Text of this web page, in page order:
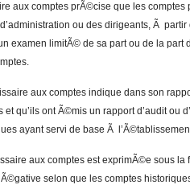
aux comptes prÃ©cise que les
ou des dirigeants, Ã
examen limitÃ© de sa part ou de la part
aux comptes indique dans son
qu’ils ont Ã©mis un rapport d’audit ou
ayant servi de base Ã
aux comptes est exprimÃ©e sous la
selon que les comptes